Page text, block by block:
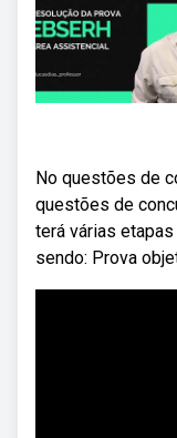
No questões de
questões de
terá várias
sendo: Prova